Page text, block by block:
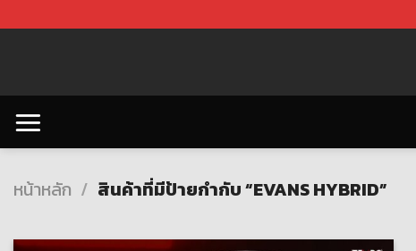
to
หน้าหลัก / สินค้าที่มีป้ายกำกับ “EVANS HYBRID”